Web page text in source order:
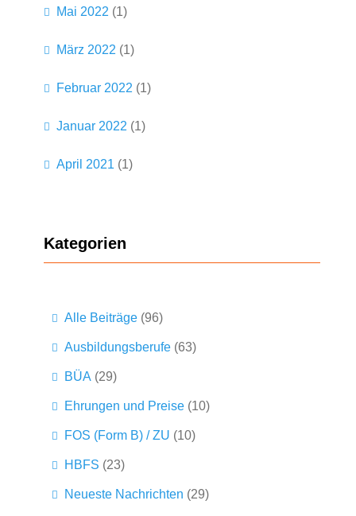
Mai 2022 (1)
März 2022 (1)
Februar 2022 (1)
Januar 2022 (1)
April 2021 (1)
Kategorien
Alle Beiträge (96)
Ausbildungsberufe (63)
BÜA (29)
Ehrungen und Preise (10)
FOS (Form B) / ZU (10)
HBFS (23)
Neueste Nachrichten (29)